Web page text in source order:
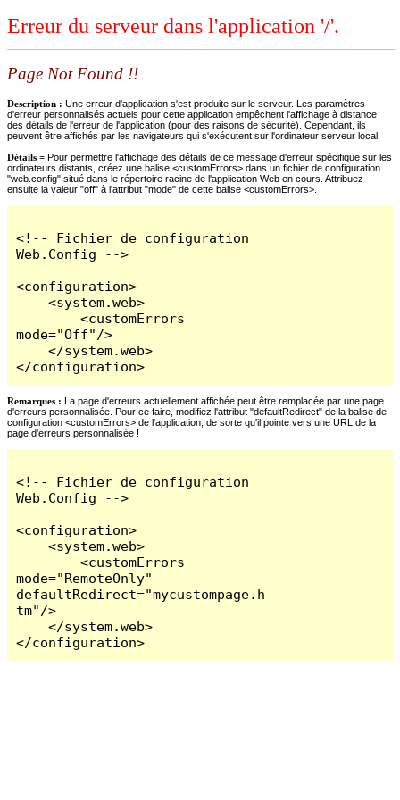
Erreur du serveur dans l'application '/'.
Page Not Found !!
Description : Une erreur d'application s'est produite sur le serveur. Les paramètres
d'erreur personnalisés actuels pour cette application empêchent l'affichage à distance
des détails de l'erreur de l'application (pour des raisons de sécurité). Cependant, ils
peuvent être affichés par les navigateurs qui s'exécutent sur l'ordinateur serveur local.
Détails = Pour permettre l'affichage des détails de ce message d'erreur spécifique sur les
ordinateurs distants, créez une balise <customErrors> dans un fichier de configuration
"web.config" situé dans le répertoire racine de l'application Web en cours. Attribuez
ensuite la valeur "off" à l'attribut "mode" de cette balise <customErrors>.
<!-- Fichier de configuration
Web.Config -->
<configuration>
    <system.web>
        <customErrors
mode="Off"/>
    </system.web>
</configuration>
Remarques : La page d'erreurs actuellement affichée peut être remplacée par une page
d'erreurs personnalisée. Pour ce faire, modifiez l'attribut "defaultRedirect" de la balise de
configuration <customErrors> de l'application, de sorte qu'il pointe vers une URL de la
page d'erreurs personnalisée !
<!-- Fichier de configuration
Web.Config -->
<configuration>
    <system.web>
        <customErrors
mode="RemoteOnly"
defaultRedirect="mycustompage.h
tm"/>
    </system.web>
</configuration>